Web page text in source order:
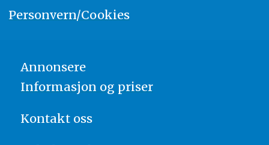
Personvern/Cookies
Annonsere
Informasjon og priser
Kontakt oss